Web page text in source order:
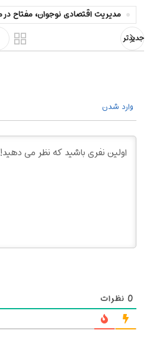
مدیریت اقتصادی نوجوان، مفتاح
جدیدتر
وارد شدن
0نظرات